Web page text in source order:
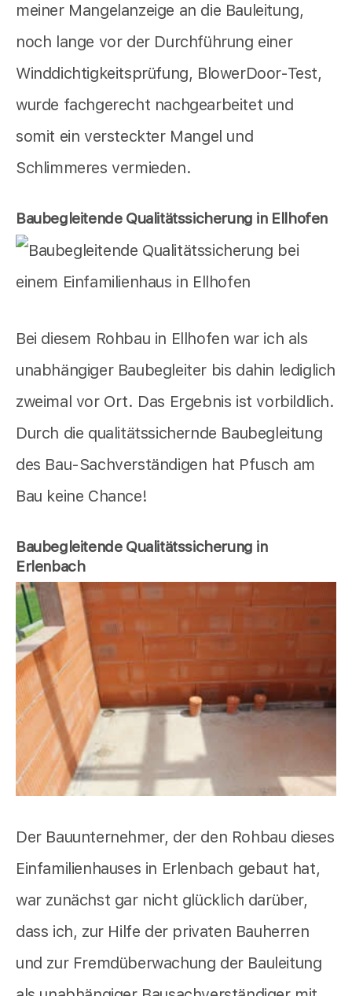
meiner Mangelanzeige an die Bauleitung,
noch lange vor der Durchführung einer
Winddichtigkeitsprüfung, BlowerDoor-Test,
wurde fachgerecht nachgearbeitet und
somit ein versteckter Mangel und
Schlimmeres vermieden.
Baubegleitende Qualitätssicherung in Ellhofen
Bei diesem Rohbau in Ellhofen war ich als
unabhängiger Baubegleiter bis dahin lediglich
zweimal vor Ort. Das Ergebnis ist vorbildlich.
Durch die qualitätssichernde Baubegleitung
des Bau-Sachverständigen hat Pfusch am
Bau keine Chance!
Baubegleitende Qualitätssicherung in
Erlenbach
Der Bauunternehmer, der den Rohbau dieses
Einfamilienhauses in Erlenbach gebaut hat,
war zunächst gar nicht glücklich darüber,
dass ich, zur Hilfe der privaten Bauherren
und zur Fremdüberwachung der Bauleitung